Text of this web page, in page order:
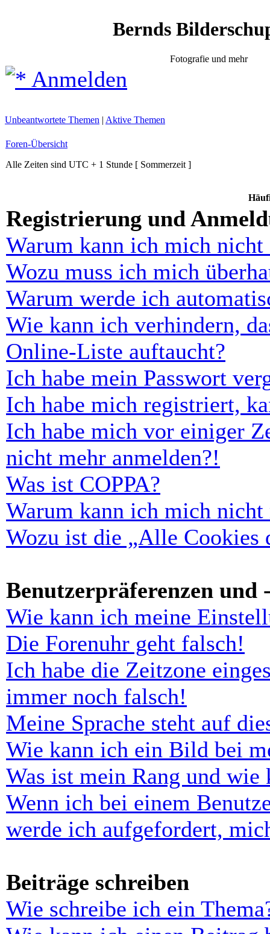
Bernds
Fotografie und mehr
Anmelden
Unbeantwortete Themen | Aktive Themen
Foren-Übersicht
Alle Zeiten sind UTC + 1 Stunde [ Sommerzeit ]
Registrierung und
Warum kann ich mich nicht
Wozu muss ich mich
Warum werde ich
Wie kann ich verhindern,
Online-Liste auftaucht?
Ich habe mein Passwort
Ich habe mich registriert,
Ich habe mich vor einiger
nicht mehr anmelden?!
Was ist COPPA?
Warum kann ich mich nicht
Wozu ist die „Alle Cookies
Benutzerpräferenzen und
Wie kann ich meine
Die Forenuhr geht falsch!
Ich habe die Zeitzone
immer noch falsch!
Meine Sprache steht auf
Wie kann ich ein Bild bei
Was ist mein Rang und wie
Wenn ich bei einem
werde ich aufgefordert,
Beiträge schreiben
Wie schreibe ich ein